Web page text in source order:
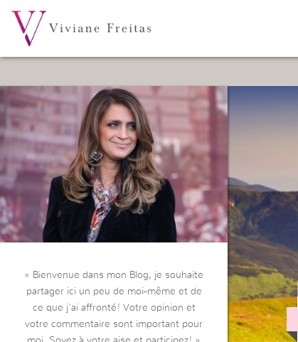
« Bienvenue dans mon Blog, je souhaite
partager ici un peu de moi-même et de
ce que j’ai affronté! Votre opinion et
votre commentaire sont important pour